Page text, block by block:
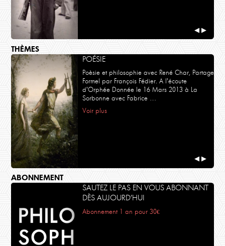
LA TERRE
David Abram - Devenir animal
Épisode 3 : L' EMERVEILLEMENT DU REEL
Le Jeu - Saint-Emilion 2024
◀ ▶
THÈMES
POÉSIE
Poèsie et philosophie avec René Char, Partage
Formel par François Fédier. A l'écoute
d'Orphée Donnée le 16 Mars 2013 à La
Sorbonne avec Fabrice …
Voir plus
◀ ▶
ABONNEMENT
SAUTEZ LE PAS EN VOUS ABONNANT
DÈS AUJOURD’HUI
Abonnement 1 an pour 30€